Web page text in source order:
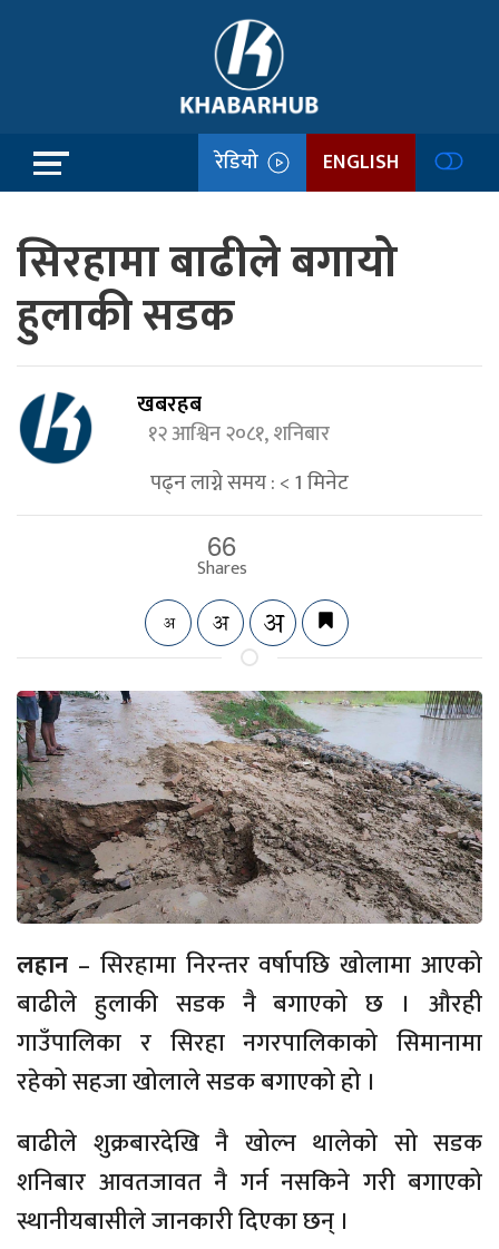
रेडियो ENGLISH
सिरहामा बाढीले बगायो
हुलाकी सडक
खबरहब
१२ आश्विन २०८१, शनिबार
पढ्न लाग्ने समय :< 1मिनेट
66
Shares
लहान – सिरहामा निरन्तर वर्षापछि खोलामा आएको
बाढीले हुलाकी सडक नै बगाएको छ । औरही
गाउँपालिका र सिरहा नगरपालिकाको सिमानामा
रहेको सहजा खोलाले सडक बगाएको हो ।
बाढीले शुक्रबारदेखि नै खोल्न थालेको सो सडक
शनिबार आवतजावत नै गर्न नसकिने गरी बगाएको
स्थानीयबासीले जानकारी दिएका छन्‌ ।